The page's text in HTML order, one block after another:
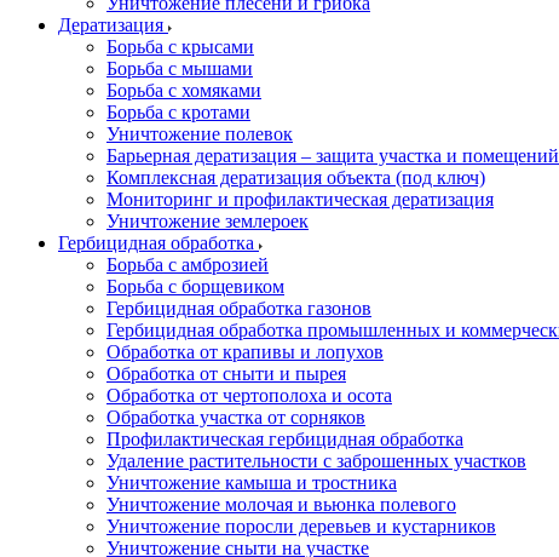
Дератизация
Борьба с крысами
Борьба с мышами
Борьба с хомяками
Борьба с кротами
Уничтожение полевок
Барьерная дератизация – защита участка и
Комплексная дератизация объекта (под ключ)
Мониторинг и профилактическая дератизация
Уничтожение землероек
Гербицидная обработка
Борьба с амброзией
Борьба с борщевиком
Гербицидная обработка газонов
Гербицидная обработка промышленных и
Обработка от крапивы и лопухов
Обработка от сныти и пырея
Обработка от чертополоха и осота
Обработка участка от сорняков
Профилактическая гербицидная обработка
Удаление растительности с заброшенных участков
Уничтожение камыша и тростника
Уничтожение молочая и вьюнка полевого
Уничтожение поросли деревьев и кустарников
Уничтожение сныти на участке